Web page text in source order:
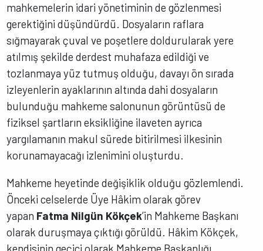
mahkemelerin idari yönetiminin de gözlenmesi
gerektiğini düşündürdü. Dosyaların raflara
sığmayarak çuval ve poşetlere doldurularak yere
atılmış şekilde derdest muhafaza edildiği ve
tozlanmaya yüz tutmuş olduğu, davayı ön sırada
izleyenlerin ayaklarının altında dahi dosyaların
bulunduğu mahkeme salonunun görüntüsü de
fiziksel şartların eksikliğine ilaveten ayrıca
yargılamanın makul sürede bitirilmesi ilkesinin
korunamayacağı izlenimini oluşturdu.
Mahkeme heyetinde değişiklik olduğu gözlemlendi.
Önceki celselerde Üye Hâkim olarak görev
yapan Fatma Nilgün Kökçek’in Mahkeme Başkanı
olarak duruşmaya çıktığı görüldü. Hâkim Kökçek,
kendisinin geçici olarak Mahkeme Başkanlığı